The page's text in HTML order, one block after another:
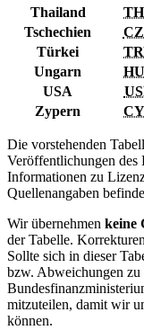
Thailand
Tschechien
Türkei
Ungarn
USA
Zypern
Die vorstehenden
Veröffentlichungen des
Informationen zu
Quellenangaben
Wir übernehmen keine
der Tabelle.
Sollte sich in dieser
bzw. Abweichungen
mitzuteilen, damit wir
können.